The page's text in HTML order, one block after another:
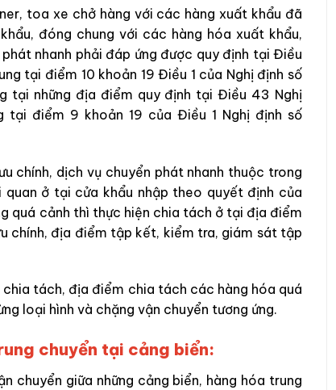
toa xe chở hàng với các hàng xuất khẩu đã
đóng chung với các hàng hóa xuất khẩu,
nhanh phải đáp ứng được quy định tại Điều
tại điểm 10 khoản 19 Điều 1 của Nghị định số
tại những địa điểm quy định tại Điều 43 Nghị
điểm 9 khoản 19 của Điều 1 Nghị định số
chính, dịch vụ chuyển phát nhanh thuộc trong
ở tại cửa khẩu nhập theo quyết định của
quá cảnh thì thực hiện chia tách ở tại địa điểm
chính, địa điểm tập kết, kiểm tra, giám sát tập
tách, địa điểm chia tách các hàng hóa quá
loại hình và chặng vận chuyển tương ứng.
chuyển tại cảng biển:
chuyển giữa những cảng biển, hàng hóa trung